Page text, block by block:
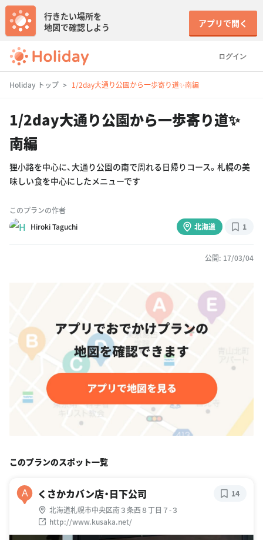
ログイン
行きたい場所を
地図で確認しよう
アプリで開く
Holiday トップ 1/2day大通り公園から一歩寄り道✨南編
1/2day大通り公園から一歩寄り道✨
南編
狸小路を中心に、大通り公園の南で周れる日帰りコース。札幌の美
味しい食を中心にしたメニューです
このプランの作者
Hiroki Taguchi
北海道 1
公開: 17/03/04
このプランのスポット一覧
A くさかカバン店・日下公司
北海道札幌市中央区南３条西８丁目７-３
http://www.kusaka.net/
14